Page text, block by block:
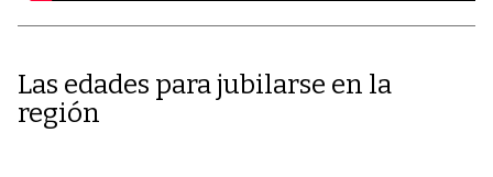
Las edades para jubilarse en la
región